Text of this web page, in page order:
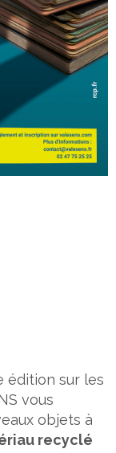
édition sur les
vous
objets à
recyclé